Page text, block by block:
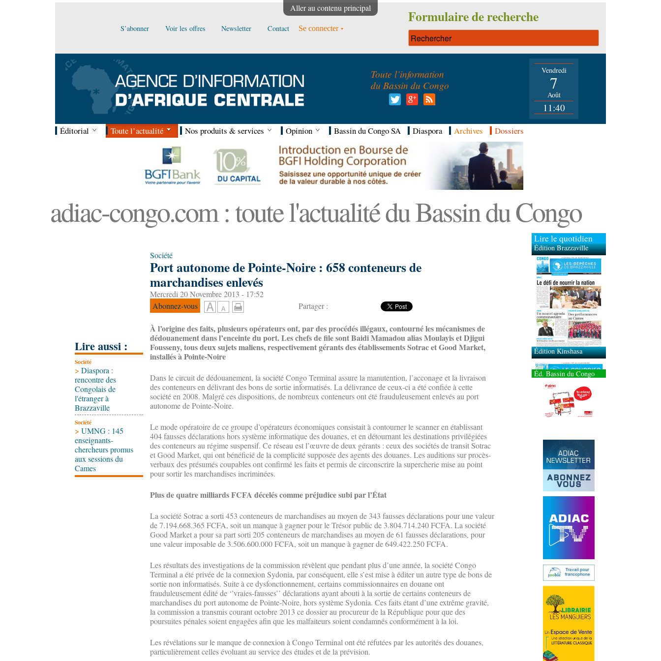
Aller au contenu principal
S’abonner Voir les offres Newsletter Contact Se connecter
Formulaire de recherche
Toute l’information
du Bassin du Congo
Vendredi
7
Août
11:40
Éditorial Toute l’actualité Nos produits & services Opinion Bassin du Congo SA Diaspora Archives Dossiers
adiac-congo.com : toute l'actualité du Bassin du Congo
Lire aussi :
Société
> Diaspora :
rencontre des
Congolais de
l'étranger à
Brazzaville
Société
> UMNG : 145
enseignants-
chercheurs promus
aux sessions du
Cames
Société
Port autonome de Pointe-Noire : 658 conteneurs de
marchandises enlevés
Mercredi 20 Novembre 2013 - 17:52
Abonnez-vous
Partager :
À l’origine des faits, plusieurs opérateurs ont, par des procédés illégaux, contourné les mécanismes de
dédouanement dans l’enceinte du port. Les chefs de file sont Baidi Mamadou alias Moulayis et Djigui
Fousseny, tous deux sujets maliens, respectivement gérants des établissements Sotrac et Good Market,
installés à Pointe-Noire
Dans le circuit de dédouanement, la société Congo Terminal assure la manutention, l’acconage et la livraison
des conteneurs en délivrant des bons de sortie informatisés. La délivrance de ceux-ci a été confiée à cette
société en 2008. Malgré ces dispositions, de nombreux conteneurs ont été frauduleusement enlevés au port
autonome de Pointe-Noire.
Le mode opératoire de ce groupe d’opérateurs économiques consistait à contourner le scanner en établissant
404 fausses déclarations hors système informatique des douanes, et en détournant les destinations privilégiées
des conteneurs au régime suspensif. Ce réseau est l’œuvre de deux gérants : ceux des sociétés de transit Sotrac
et Good Market, qui ont bénéficié de la complicité supposée des agents des douanes. Les auditions sur procès-
verbaux des présumés coupables ont confirmé les faits et permis de circonscrire la supercherie mise au point
pour sortir les marchandises incriminées.
Plus de quatre milliards FCFA décelés comme préjudice subi par l’État
La société Sotrac a sorti 453 conteneurs de marchandises au moyen de 343 fausses déclarations pour une valeur
de 7.194.668.365 FCFA, soit un manque à gagner pour le Trésor public de 3.804.714.240 FCFA. La société
Good Market a pour sa part sorti 205 conteneurs de marchandises au moyen de 61 fausses déclarations, pour
une valeur imposable de 3.506.600.000 FCFA, soit un manque à gagner de 649.422.250 FCFA.
Les résultats des investigations de la commission révèlent que pendant plus d’une année, la société Congo
Terminal a été privée de la connexion Sydonia, par conséquent, elle s’est mise à éditer un autre type de bons de
sortie non informatisés. Suite à ce dysfonctionnement, certains commissionnaires en douane ont
frauduleusement édité de ‘’vraies-fausses’’ déclarations ayant abouti à la sortie de certains conteneurs de
marchandises du port autonome de Pointe-Noire, hors système Sydonia. Ces faits étant d’une extrême gravité,
la commission a transmis courant octobre 2013 ce dossier au procureur de la République pour que des
poursuites pénales soient engagées afin que les malfaiteurs soient condamnés conformément à la loi.
Les révélations sur le manque de connexion à Congo Terminal ont été réfutées par les autorités des douanes,
particulièrement celles évoluant au service des études et de la prévision.
Lire le quotidien
Édition Brazzaville
Édition Kinshasa
Éd. Bassin du Congo